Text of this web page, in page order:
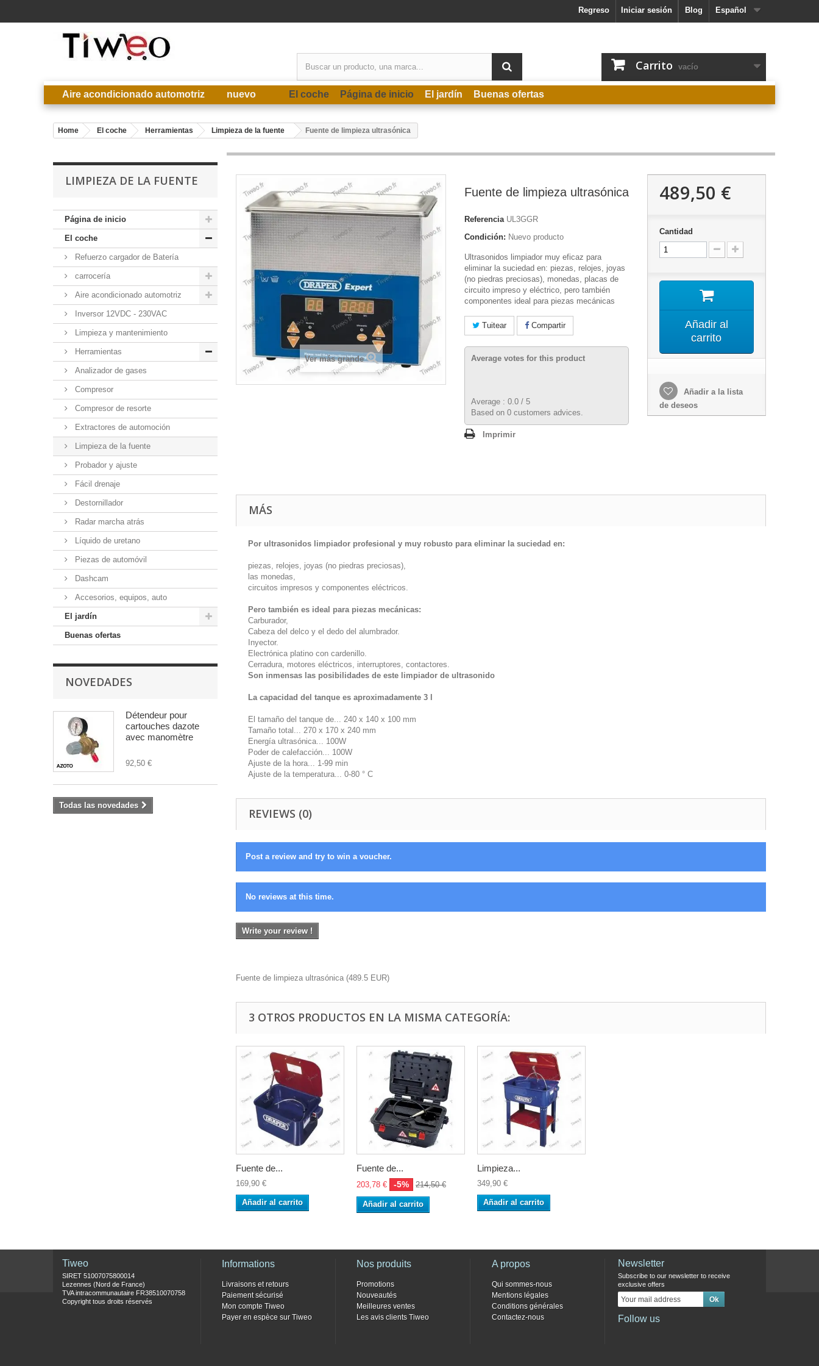
Español
Blog
Iniciar sesión
Regreso
Carrito vacío
Aire acondicionado automotriz nuevo El coche Página de inicio El jardín Buenas ofertas
Home El coche Herramientas Limpieza de la fuente Fuente de limpieza ultrasónica
LIMPIEZA DE LA FUENTE
Página de inicio
El coche
Refuerzo cargador de Batería
carrocería
Aire acondicionado automotriz
Inversor 12VDC - 230VAC
Limpieza y mantenimiento
Herramientas
Analizador de gases
Compresor
Compresor de resorte
Extractores de automoción
Limpieza de la fuente
Probador y ajuste
Fácil drenaje
Destornillador
Radar marcha atrás
Líquido de uretano
Piezas de automóvil
Dashcam
Accesorios, equipos, auto
El jardín
Buenas ofertas
NOVEDADES
Détendeur pour
cartouches dazote
avec manomètre
92,50 €
Todas las novedades
Ver más grande
Fuente de limpieza ultrasónica
Referencia UL3GGR
Condición: Nuevo producto
Ultrasonidos limpiador muy eficaz para
eliminar la suciedad en: piezas, relojes, joyas
(no piedras preciosas), monedas, placas de
circuito impreso y eléctrico, pero también
componentes ideal para piezas mecánicas
Tuitear Compartir
Average votes for this product
Average : 0.0 / 5
Based on 0 customers advices.
Imprimir
489,50 €
Cantidad
Añadir al
carrito
Añadir a la lista
de deseos
MÁS
Por ultrasonidos limpiador profesional y muy robusto para eliminar la suciedad en:
piezas, relojes, joyas (no piedras preciosas),
las monedas,
circuitos impresos y componentes eléctricos.
Pero también es ideal para piezas mecánicas:
Carburador,
Cabeza del delco y el dedo del alumbrador.
Inyector.
Electrónica platino con cardenillo.
Cerradura, motores eléctricos, interruptores, contactores.
Son inmensas las posibilidades de este limpiador de ultrasonido
La capacidad del tanque es aproximadamente 3 l
El tamaño del tanque de... 240 x 140 x 100 mm
Tamaño total... 270 x 170 x 240 mm
Energía ultrasónica... 100W
Poder de calefacción... 100W
Ajuste de la hora... 1-99 min
Ajuste de la temperatura... 0-80 ° C
REVIEWS (0)
Post a review and try to win a voucher.
No reviews at this time.
Write your review !
Fuente de limpieza ultrasónica (489.5 EUR)
3 OTROS PRODUCTOS EN LA MISMA CATEGORÍA:
Fuente de...
169,90 €
Añadir al carrito
Fuente de...
203,78 € -5% 214,50 €
Añadir al carrito
Limpieza...
349,90 €
Añadir al carrito
Tiweo
SIRET 51007075800014
Lezennes (Nord de France)
TVA intracommunautaire FR38510070758
Copyright tous droits réservés
Informations
Livraisons et retours
Paiement sécurisé
Mon compte Tiweo
Payer en espèce sur Tiweo
Nos produits
Promotions
Nouveautés
Meilleures ventes
Les avis clients Tiweo
A propos
Qui sommes-nous
Mentions légales
Conditions générales
Contactez-nous
Newsletter
Subscribe to our newsletter to receive
exclusive offers
Follow us